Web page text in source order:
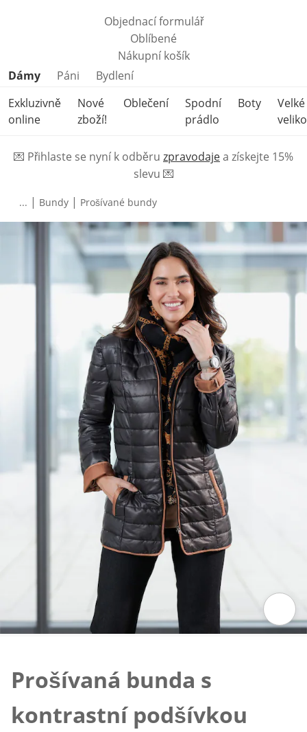
Objednací formulář
Oblíbené
Nákupní košík
Přeskočit kategorie produktů
Dámy Páni
Bydlení
Exkluzivně
online
Nové
zboží!
Oblečení
Spodní
prádlo
Boty
Velké
💌 Přihlaste se nyní k odběru zpravodajea získejte 15%
slevu 💌
... | Bundy | Prošívané bundy
Prošívaná bunda s
kontrastní podšívkou